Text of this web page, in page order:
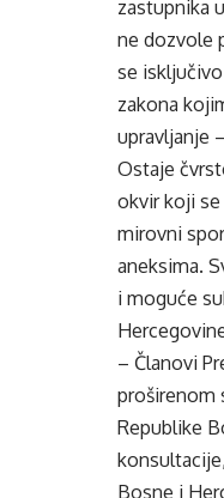
zastupnika
ne dozvole
se
zakona
upravljanje
Ostaje
okvir koji
mirovni
aneksima.
i moguće
– Članovi
proširenom
Republike
Bosne i